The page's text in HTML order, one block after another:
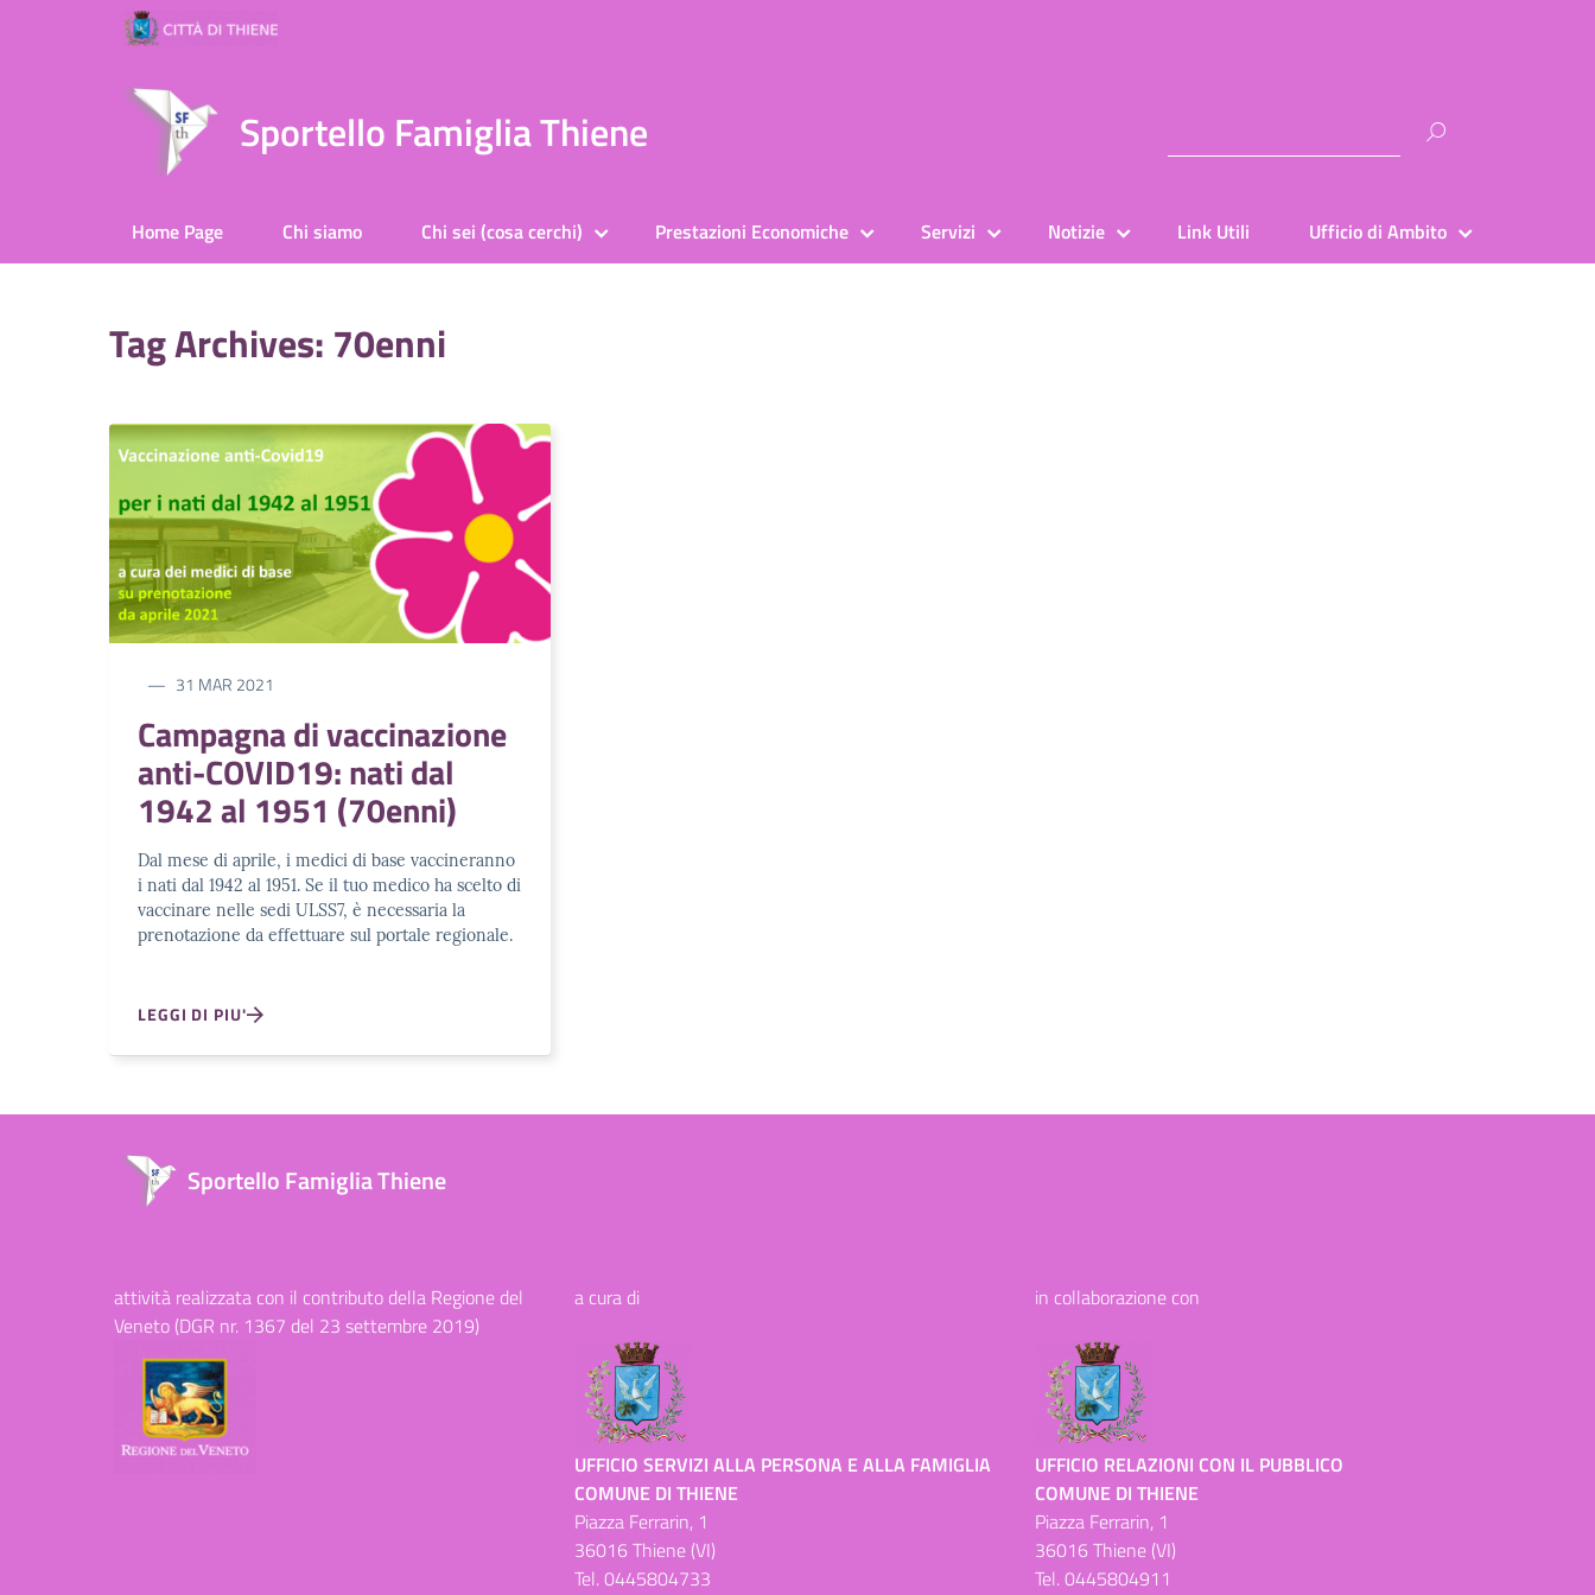
Sportello Famiglia Thiene
Home Page Chi siamo Chi sei (cosa cerchi) Prestazioni Economiche Servizi Notizie Link Utili Ufficio di Ambito
Tag Archives: 70enni
31 MAR 2021
Campagna di vaccinazione
anti-COVID19: nati dal
1942 al 1951 (70enni)
Dal mese di aprile, i medici di base vaccineranno
i nati dal 1942 al 1951. Se il tuo medico ha scelto di
vaccinare nelle sedi ULSS7, è necessaria la
prenotazione da effettuare sul portale regionale.
LEGGI DI PIU'
Sportello Famiglia Thiene
attività realizzata con il contributo della Regione del
Veneto (DGR nr. 1367 del 23 settembre 2019)
a cura di
UFFICIO SERVIZI ALLA PERSONA E ALLA FAMIGLIA
COMUNE DI THIENE
Piazza Ferrarin, 1
36016 Thiene (VI)
Tel.0445804733
in collaborazione con
UFFICIO RELAZIONI CON IL PUBBLICO
COMUNE DI THIENE
Piazza Ferrarin, 1
36016 Thiene (VI)
Tel.0445804911